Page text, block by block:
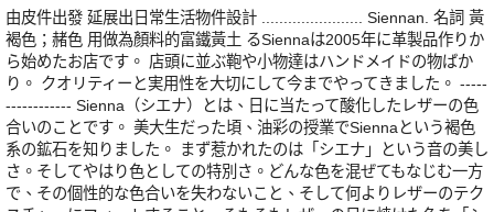
由皮件出發 延展出日常生活物件設計 ....................... Siennan. 名詞 黃
褐色；赭色 用做為顏料的富鐵黃土 るSiennaは2005年に革製品作りか
ら始めたお店です。 店頭に並ぶ鞄や小物達はハンドメイドの物ばか
り。 クオリティーと実用性を大切にして今までやってきました。 -----
------------ Sienna（シエナ）とは、日に当たって酸化したレザーの色
合いのことです。 美大生だった頃、油彩の授業でSiennaという褐色
系の鉱石を知りました。 まず惹かれたのは「シエナ」という音の美し
さ。そしてやはり色としての特別さ。どんな色を混ぜてもなじむ一方
で、その個性的な色合いを失わないこと、そして何よりレザーのテク